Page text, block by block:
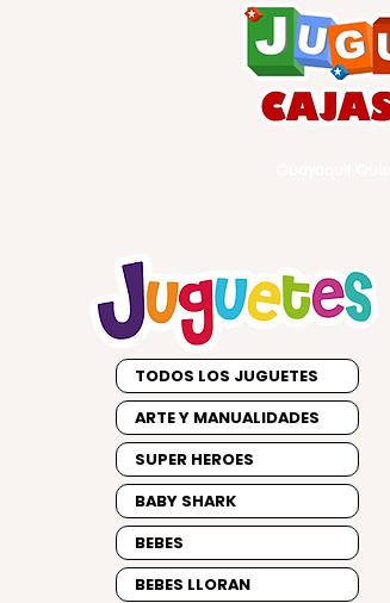
TODOS LOS JUGUETES
ARTE Y MANUALIDADES
SUPER HEROES
BABY SHARK
BEBES
BEBES LLORAN